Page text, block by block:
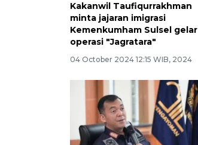
Kakanwil Taufiqurrakhman
minta jajaran imigrasi
Kemenkumham Sulsel gelar
operasi "Jagratara"
04 October 2024 12:15 WIB, 2024